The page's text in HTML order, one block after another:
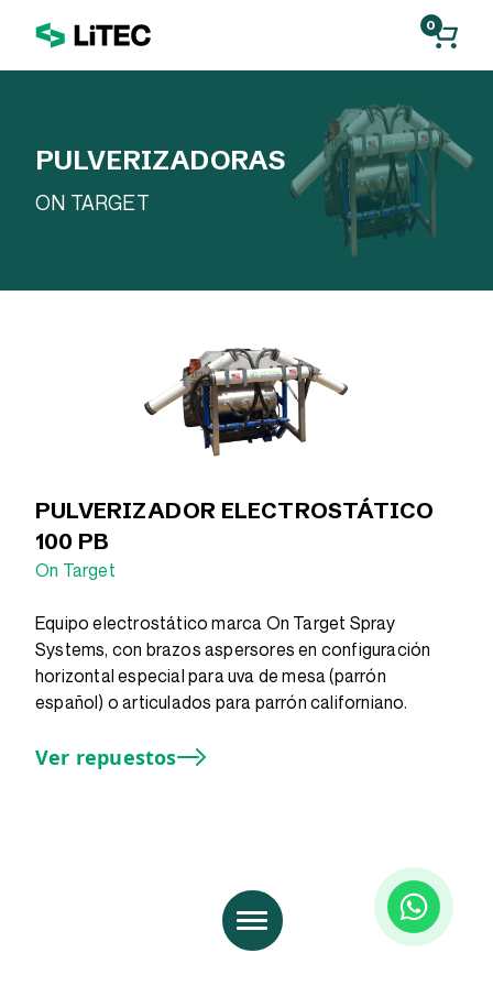
0
PULVERIZADORAS
ON TARGET
PULVERIZADOR ELECTROSTÁTICO
100 PB
On Target
Equipo electrostático marca On Target Spray
Systems, con brazos aspersores en configuración
horizontal especial para uva de mesa (parrón
español) o articulados para parrón californiano.
Ver repuestos